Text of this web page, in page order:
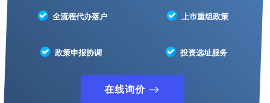
全流程代办落户
政策申报协调
上市重组政策
投资选址服务
在线询价